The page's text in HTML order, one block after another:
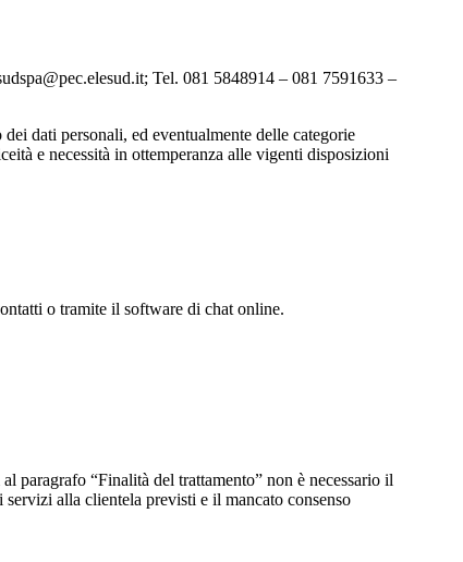
Tel. 081 5848914 – 081 7591633 –
dati personali, ed eventualmente delle categorie
e necessità in ottemperanza alle vigenti disposizioni
o tramite il software di chat online.
paragrafo “Finalità del trattamento” non è necessario il
alla clientela previsti e il mancato consenso